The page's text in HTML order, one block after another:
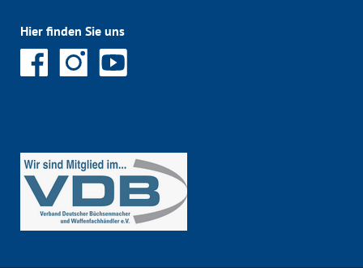
Hier finden Sie uns